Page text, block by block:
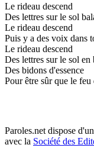
Le rideau descend
Des lettres sur le sol
Le rideau descend
Puis y a des voix dans
Le rideau descend
Des lettres sur le sol
Des bidons d'essence
Pour être sûr que le
Paroles.net dispose
avec la Société des